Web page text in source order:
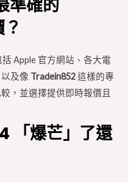
準確的
Apple 官方網站、各大電
及像 Tradein852這樣的專
，並選擇提供即時報價且
「爆芒」了還